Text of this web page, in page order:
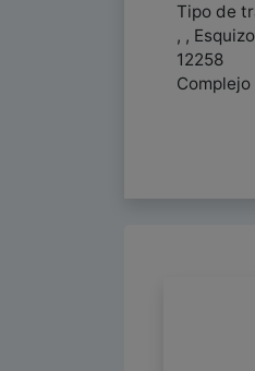
Tipo de
, ,
12258